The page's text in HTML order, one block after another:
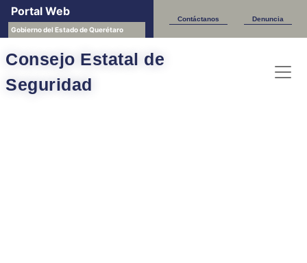
Portal Web
Gobierno del Estado de Querétaro
Contáctanos Denuncia
Consejo Estatal de
Seguridad